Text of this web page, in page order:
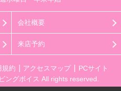
会社概要
来店予約
規約 アクセスマップ
PCサイト
ングボイス All rights reserved.